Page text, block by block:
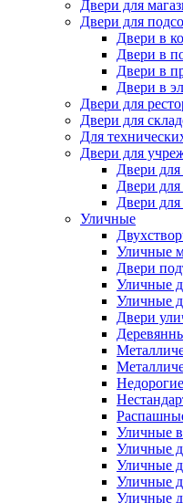
Двери для
Двери для
Двери в
Двери в
Двери в
Двери в
Двери для
Двери для
Для
Двери для
Двери
Двери для
Двери
Уличные
Уличные
Двери
Уличные
Уличные
Двери
Уличные
Уличные
Уличные
Уличные
Уличные